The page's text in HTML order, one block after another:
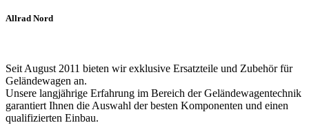
Allrad Nord
Seit August 2011 bieten wir exklusive Ersatzteile und Zubehör für
Geländewagen an.
Unsere langjährige Erfahrung im Bereich der Geländewagentechnik
garantiert Ihnen die Auswahl der besten Komponenten und einen
qualifizierten Einbau.